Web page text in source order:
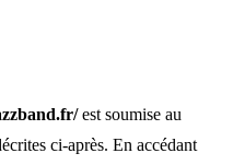
est soumise au
ci-après. En accédant